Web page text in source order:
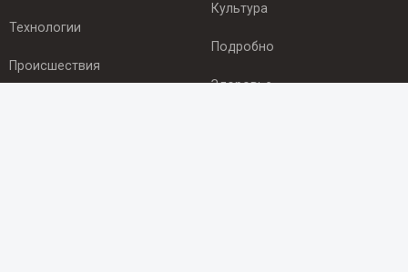
Технологии
Происшествия
Культура
Подробно
Здоровье